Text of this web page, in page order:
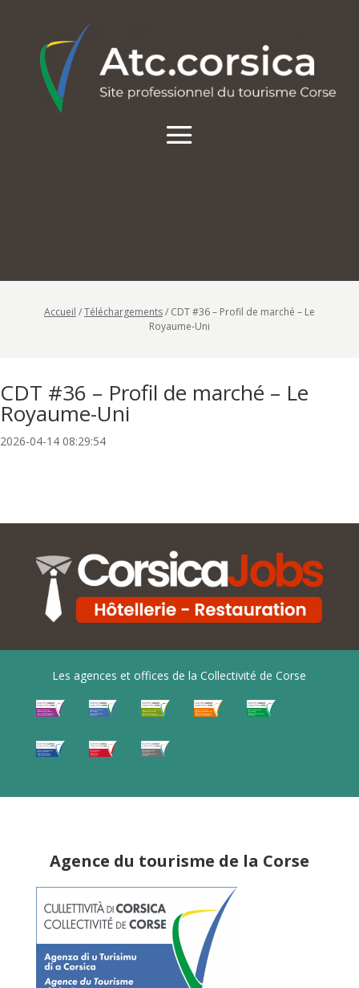
Accueil /Téléchargements/ CDT #36 – Profil de marché – Le
Royaume-Uni
CDT #36 – Profil de marché – Le
Royaume-Uni
2026-04-14 08:29:54
Les agences et offices de la Collectivité de Corse
Agence du tourisme de la Corse